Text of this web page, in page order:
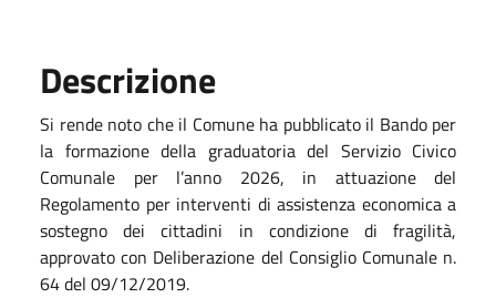
Descrizione
Si rende noto che il Comune ha pubblicato il Bando per
la formazione della graduatoria del Servizio Civico
Comunale per l’anno 2026, in attuazione del
Regolamento per interventi di assistenza economica a
sostegno dei cittadini in condizione di fragilità,
approvato con Deliberazione del Consiglio Comunale n.
64 del 09/12/2019.